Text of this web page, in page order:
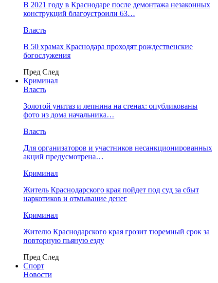
В 2021 году в Краснодаре после демонтажа незаконных
конструкций благоустроили 63…
Власть
В 50 храмах Краснодара проходят рождественские
богослужения
Пред След
Криминал
Власть
​Золотой унитаз и лепнина на стенах: опубликованы
фото из дома начальника…
Власть
Для организаторов и участников несанкционированных
акций предусмотрена…
Криминал
Житель Краснодарского края пойдет под суд за сбыт
наркотиков и отмывание денег
Криминал
Жителю Краснодарского края грозит тюремный срок за
повторную пьяную езду
Пред След
Спорт
Новости